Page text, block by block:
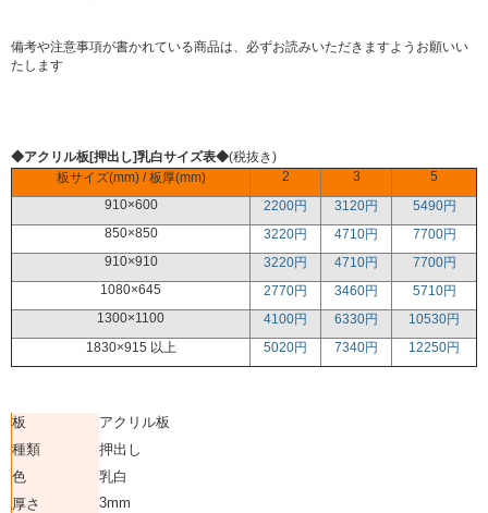
備考や注意事項が書かれている商品は、必ずお読みいただきますようお願いい
たします
◆アクリル板[押出し]乳白サイズ表◆(税抜き)
板サイズ(mm) / 板厚(mm)
2 3
5
910×600
2200円 3120円
5490円
850×850
3220円 4710円
7700円
910×910
3220円 4710円
7700円
1080×645
2770円 3460円
5710円
1300×1100
4100円 6330円
10530円
1830×915 以上
5020円 7340円 12250円
板
アクリル板
種類
押出し
色
乳白
厚さ
3mm